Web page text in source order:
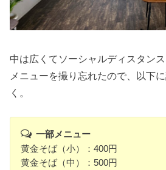
中は広くてソーシャルディスタンス
メニューを撮り忘れたので、以下
く。
一部メニュー
黄金そば（小）：400円
黄金そば（中）：500円